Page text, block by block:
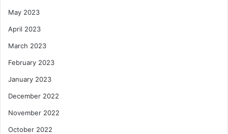
May 2023
April 2023
March 2023
February 2023
January 2023
December 2022
November 2022
October 2022